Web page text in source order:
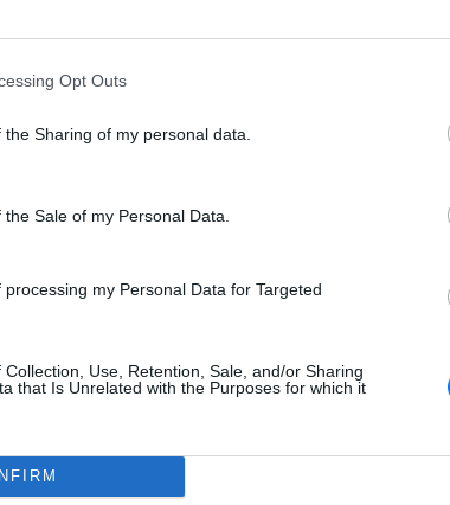
Opt Outs
Sharing of my personal data.
Sale of my Personal Data.
my Personal Data for Targeted
Use, Retention, Sale, and/or Sharing
that Is Unrelated with the Purposes for which it
Η
και
την
προς